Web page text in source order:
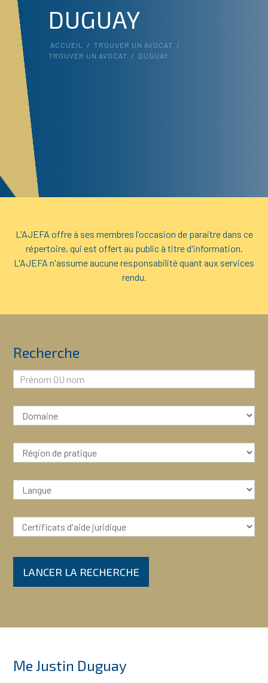
DUGUAY
ACCUEIL / TROUVER UN AVOCAT
/
TROUVER UN AVOCAT / DUGUAY
L'AJEFA offre à ses membres l'occasion de paraitre dans ce
répertoire, qui est offert au public à titre d'information.
L'AJEFA n'assume aucune responsabilité quant aux services
rendu.
Recherche
LANCER LA RECHERCHE
Me Justin Duguay